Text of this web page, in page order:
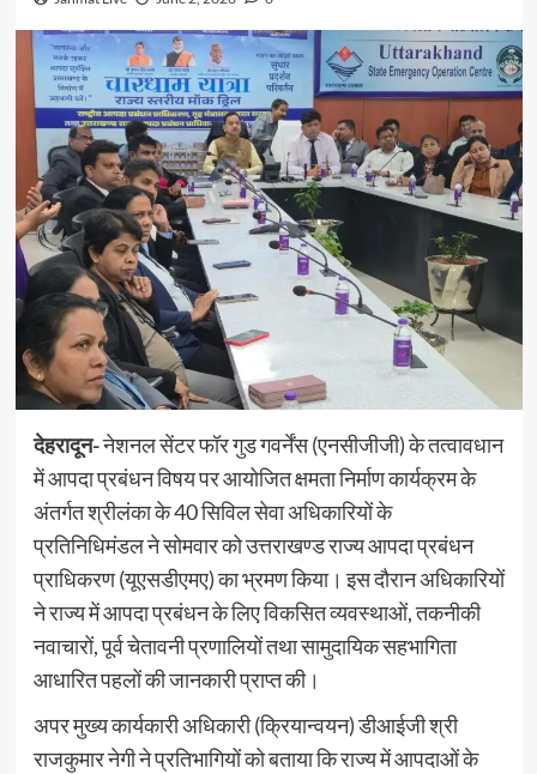
देहरादून-नेशनल सेंटर फॉर गुड गवर्नेंस (एनसीजीजी) के तत्वावधान
में आपदा प्रबंधन विषय पर आयोजित क्षमता निर्माण कार्यक्रम के
अंतर्गत श्रीलंका के 40 सिविल सेवा अधिकारियों के
प्रतिनिधिमंडल ने सोमवार को उत्तराखण्ड राज्य आपदा प्रबंधन
प्राधिकरण (यूएसडीएमए) का भ्रमण किया। इस दौरान अधिकारियों
ने राज्य में आपदा प्रबंधन के लिए विकसित व्यवस्थाओं, तकनीकी
नवाचारों, पूर्व चेतावनी प्रणालियों तथा सामुदायिक सहभागिता
आधारित पहलों की जानकारी प्राप्त की।
अपर मुख्य कार्यकारी अधिकारी (क्रियान्वयन) डीआईजी श्री
राजकुमार नेगी ने प्रतिभागियों को बताया कि राज्य में आपदाओं के